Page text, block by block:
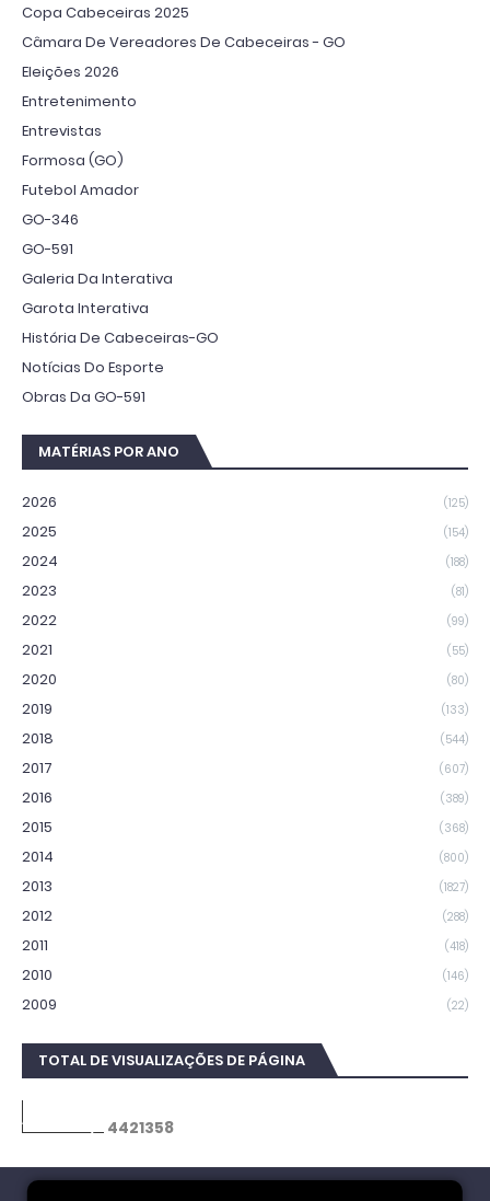
Copa Cabeceiras 2025
Câmara De Vereadores De Cabeceiras - GO
Eleições 2026
Entretenimento
Entrevistas
Formosa (GO)
Futebol Amador
GO-346
GO-591
Galeria Da Interativa
Garota Interativa
História De Cabeceiras-GO
Notícias Do Esporte
Obras Da GO-591
MATÉRIAS POR ANO
2026 (125)
2025 (154)
2024 (188)
2023 (81)
2022 (99)
2021 (55)
2020 (80)
2019 (133)
2018 (544)
2017 (607)
2016 (389)
2015 (368)
2014 (800)
2013 (1827)
2012 (288)
2011 (418)
2010 (146)
2009 (22)
TOTAL DE VISUALIZAÇÕES DE PÁGINA
4421358